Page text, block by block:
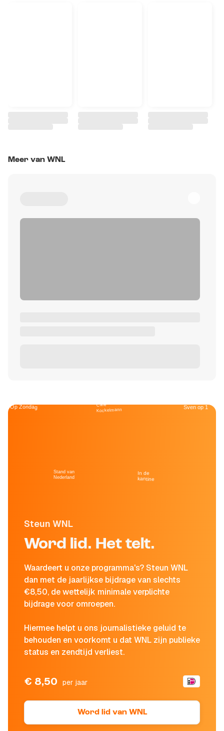
Meer van WNL
Steun WNL
Word lid. Het telt.
Waardeert u onze programma's? Steun WNL
dan met de jaarlijkse bijdrage van slechts
€8,50, de wettelijk minimale verplichte
bijdrage voor omroepen.
Hiermee helpt u ons journalistieke geluid te
behouden en voorkomt u dat WNL zijn publieke
status en zendtijd verliest.
€ 8,50 per jaar
Word lid van WNL
Op Zondag
Stand van
Nederland
Café
Kockelmann
In de
kantine
Sven op 1